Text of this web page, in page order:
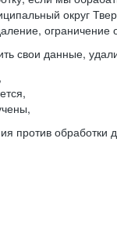
округ
ограничение
свои данные,
против обработки